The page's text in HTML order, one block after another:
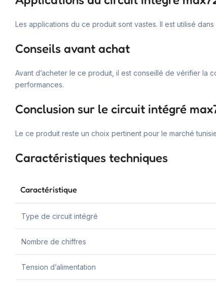
Les applications du ce produit sont vastes. Il est utilisé
Conseils avant achat
Avant d’acheter le ce produit, il est conseillé de vérifier la
performances.
Conclusion sur le circuit intégré
Le ce produit reste un choix pertinent pour le marché
Caractéristiques techniques
Caractéristique
Type de circuit intégré
Nombre de chiffres
Tension d’alimentation